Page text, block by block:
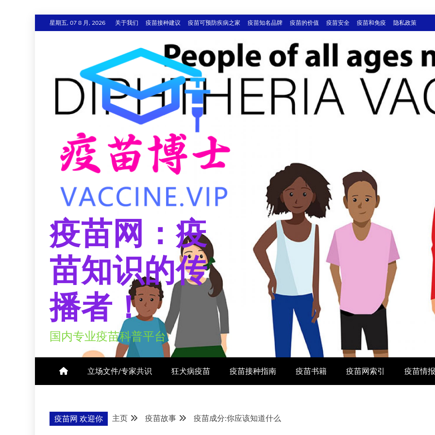
至
星期五, 07 8 月, 2026 关于我们 疫苗接种建议 疫苗可预防疾病之家 疫苗知名品牌 疫苗的价值 疫苗安全 疫苗和免疫 隐私政策
疫苗网：疫
苗知识的传
播者！
国内专业疫苗科普平台
立场文件/专家共识 狂犬病疫苗 疫苗接种指南 疫苗书籍 疫苗网索引 疫苗情
疫苗网 欢迎你 主页 疫苗故事 疫苗成分:你应该知道什么